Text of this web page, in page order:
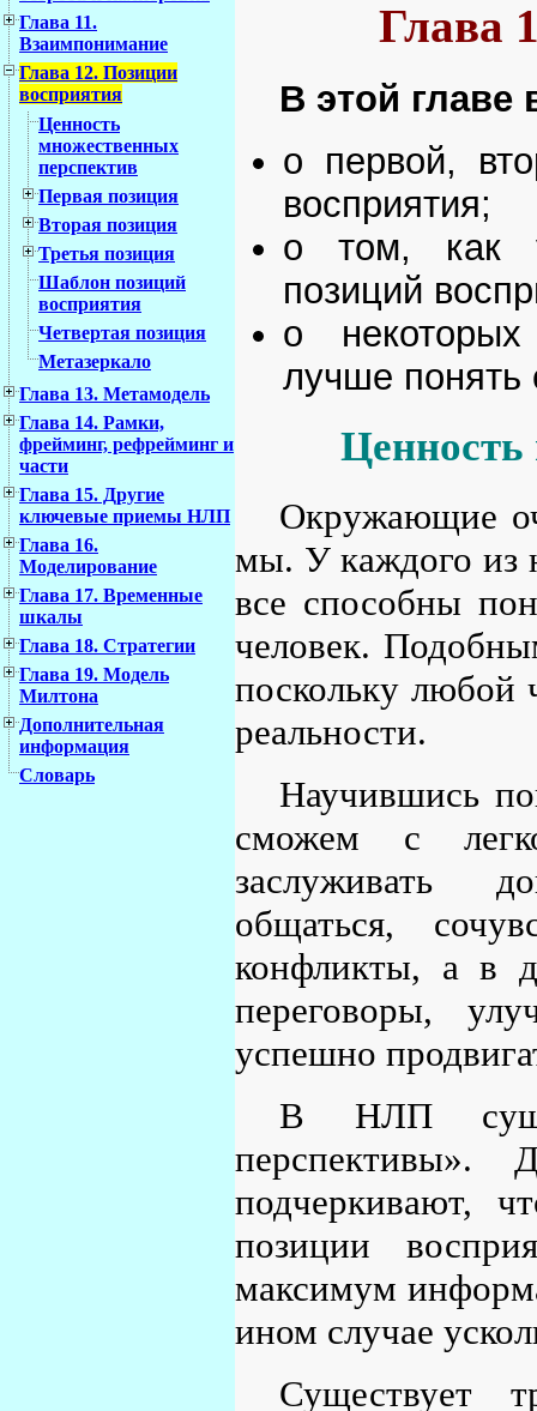
Глава 11.
Взаимпонимание
Глава 12. Позиции
восприятия
Ценность
множественных
перспектив
Первая позиция
Вторая позиция
Третья позиция
Шаблон позиций
восприятия
Четвертая позиция
Метазеркало
Глава 13. Метамодель
Глава 14. Рамки,
фрейминг, рефрейминг и
части
Глава 15. Другие
ключевые приемы НЛП
Глава 16.
Моделирование
Глава 17. Временные
шкалы
Глава 18. Стратегии
Глава 19. Модель
Милтона
Дополнительная
информация
Словарь
Глава
В этой главе
о первой,
восприятия;
о том, как
позиций
о
лучше понять
Ценность
Окружающие
мы. У каждого из
все способны
человек.
поскольку любой
реальности.
Научившись
сможем с
заслуживать
общаться,
конфликты, а в
переговоры,
успешно
В НЛП
подчеркивают,
позиции
максимум
ином случае
Существует